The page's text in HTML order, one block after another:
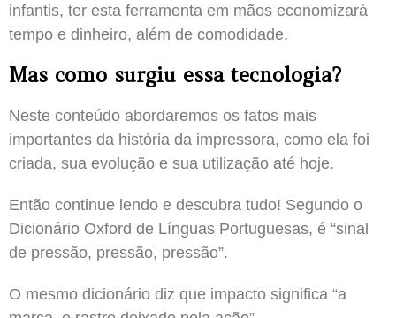
infantis, ter esta ferramenta em mãos economizará
tempo e dinheiro, além de comodidade.
Mas como surgiu essa tecnologia?
Neste conteúdo abordaremos os fatos mais
importantes da história da impressora, como ela foi
criada, sua evolução e sua utilização até hoje.
Então continue lendo e descubra tudo! Segundo o
Dicionário Oxford de Línguas Portuguesas, é “sinal
de pressão, pressão, pressão”.
O mesmo dicionário diz que impacto significa “a